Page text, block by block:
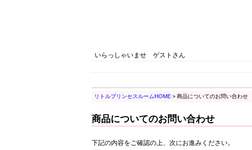
いらっしゃいませ ゲストさん
リトルプリンセスルームHOME > 商品についてのお問い合わせ
商品についてのお問い合わせ
下記の内容をご確認の上、次にお進みください。